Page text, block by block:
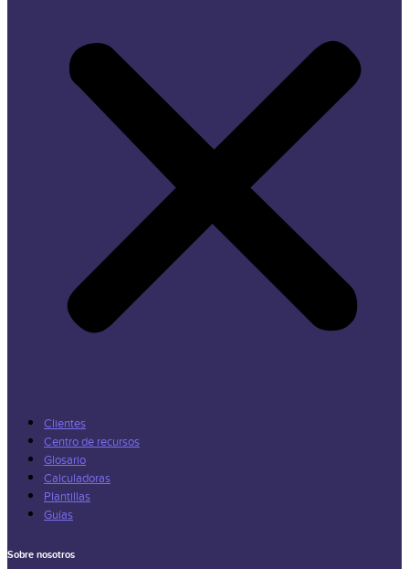
Clientes
Centro de recursos
Glosario
Calculadoras
Plantillas
Guías
Sobre nosotros